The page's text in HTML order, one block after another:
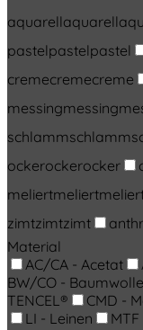
aquarellaquarell
pastelpastelpastel
cremecremecreme
messingmessing
schlammschlamm
ockerockerocker
meliertmeliert
zimtzimtzimt
Material
AC/CA - Acetat
BW/CO - Baumwolle
TENCEL®
CMD -
LI - Leinen